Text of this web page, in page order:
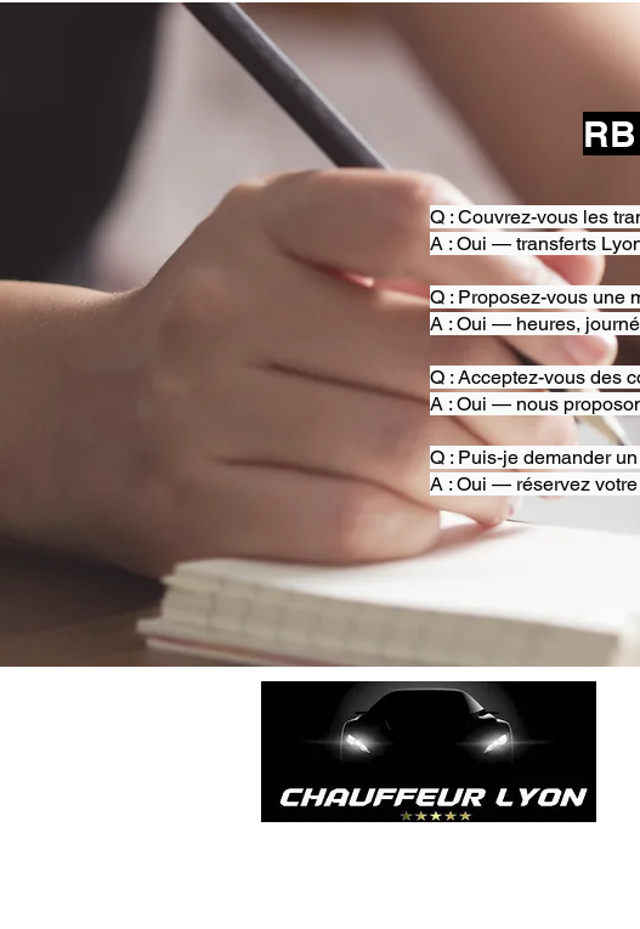
Q : Couvrez-vous les
A : Oui — transferts
Q : Proposez-vous une
A : Oui — heures,
Q : Acceptez-vous des
A : Oui — nous
Q : Puis-je demander
A : Oui — réservez